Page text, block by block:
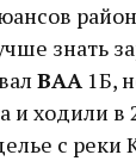
знать
ВАА 1Б,
и ходили в
с реки